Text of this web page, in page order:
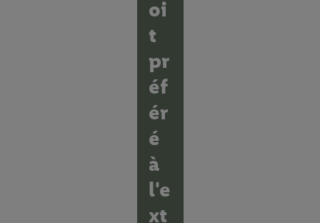
oi
t
pr
éf
ér
é
à
l'e
xt